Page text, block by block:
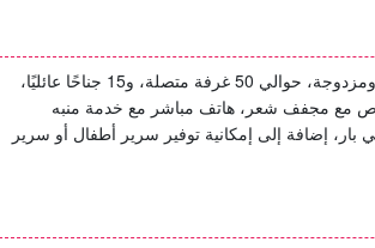
مهيأة بأعلى مستويات الراحة، تشمل غرف فردية ومزدوجة، حوالي 50 غرفة متصلة، و15 جناحًا عائليًا،
مع مجفف شعر، هاتف مباشر مع خدمة منبه
بار، إضافة إلى إمكانية توفير سرير أطفال أو سرير